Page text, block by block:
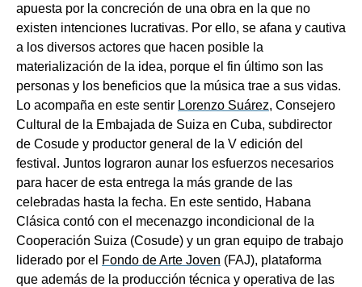
apuesta por la concreción de una obra en la que no
existen intenciones lucrativas. Por ello, se afana y cautiva
a los diversos actores que hacen posible la
materialización de la idea, porque el fin último son las
personas y los beneficios que la música trae a sus vidas.
Lo acompaña en este sentir Lorenzo Suárez, Consejero
Cultural de la Embajada de Suiza en Cuba, subdirector
de Cosude y productor general de la V edición del
festival. Juntos lograron aunar los esfuerzos necesarios
para hacer de esta entrega la más grande de las
celebradas hasta la fecha. En este sentido, Habana
Clásica contó con el mecenazgo incondicional de la
Cooperación Suiza (Cosude) y un gran equipo de trabajo
liderado por el Fondo de Arte Joven (FAJ), plataforma
que además de la producción técnica y operativa de las